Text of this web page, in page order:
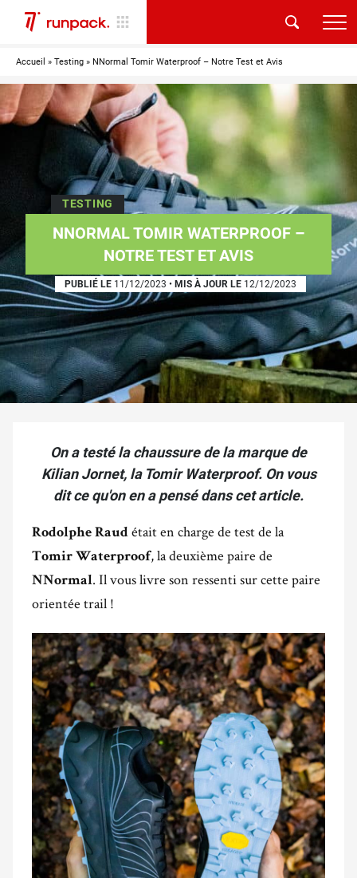
Accueil » Testing » NNormal Tomir Waterproof – Notre Test et Avis
TESTING
NNORMAL TOMIR WATERPROOF –
NOTRE TEST ET AVIS
PUBLIÉ LE 11/12/2023 • MIS À JOUR LE 12/12/2023
On a testé la chaussure de la marque de
Kilian Jornet, la Tomir Waterproof. On vous
dit ce qu'on en a pensé dans cet article.
Rodolphe Raud était en charge de test de la
Tomir Waterproof, la deuxième paire de
NNormal. Il vous livre son ressenti sur cette paire
orientée trail !